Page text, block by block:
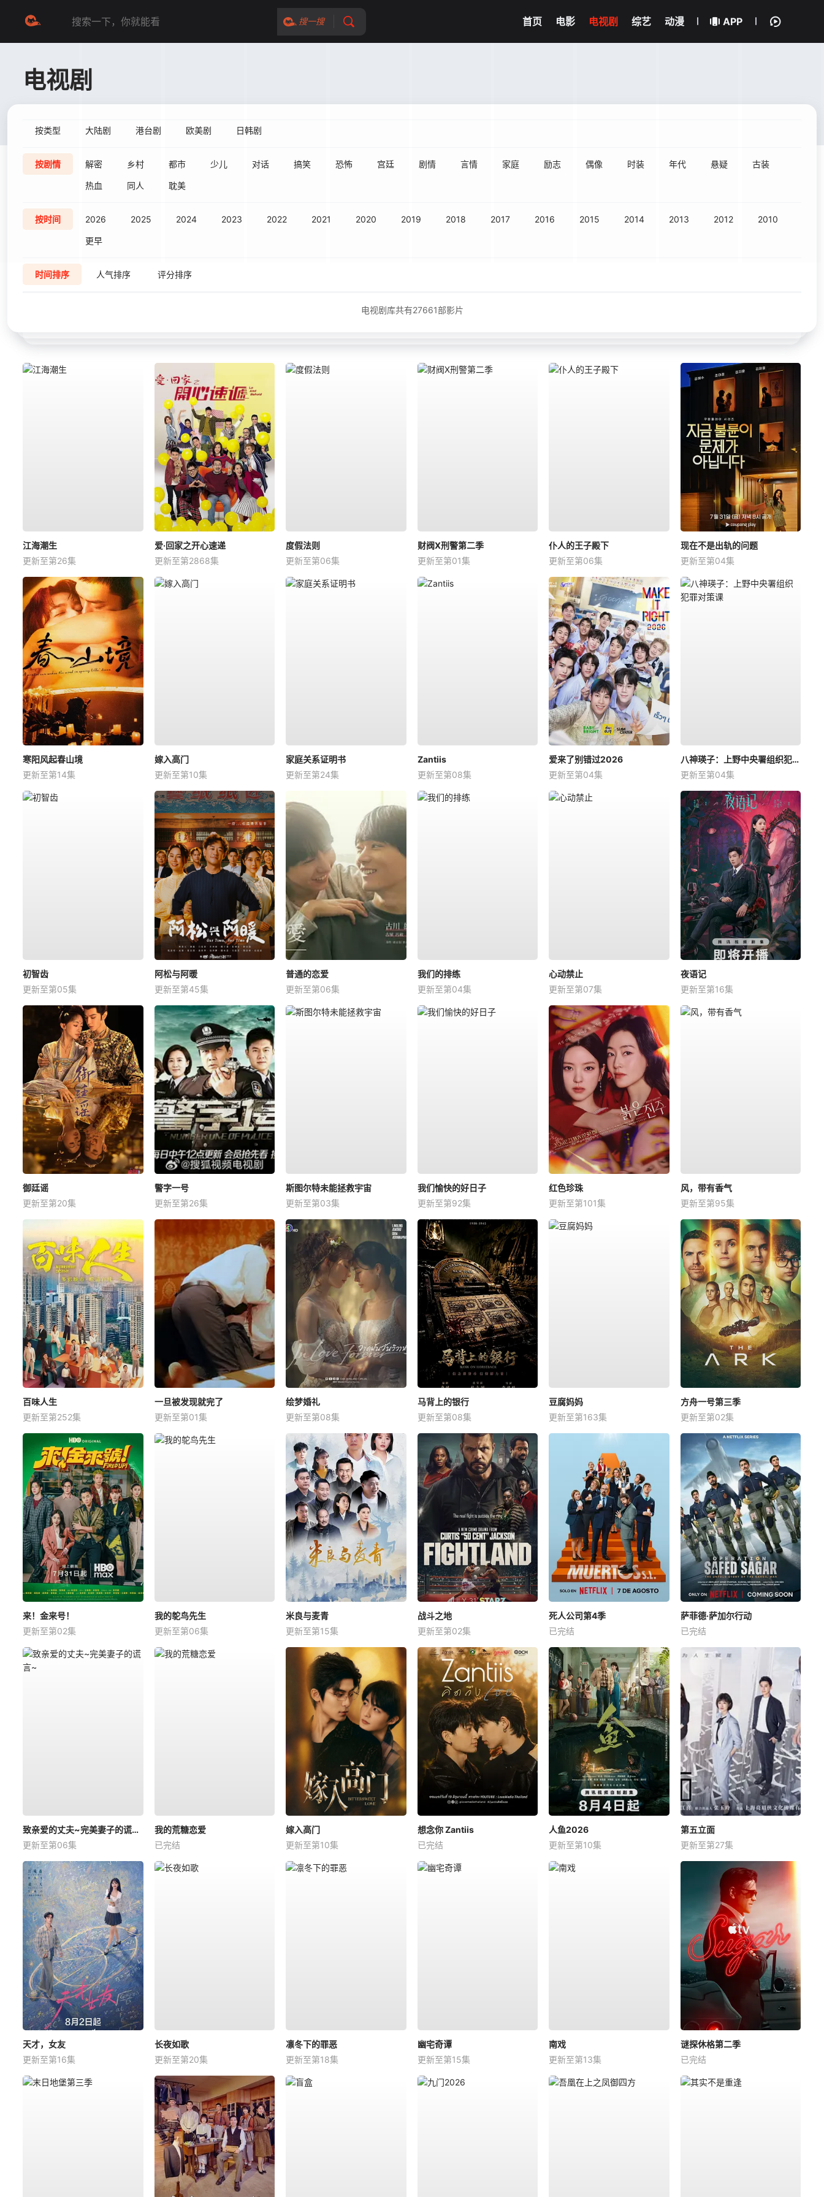
搜一搜 首页 电影 电视剧 综艺 动漫 APP
电视剧
按类型 大陆剧 港台剧 欧美剧 日韩剧
按剧情 解密 乡村 都市 少儿 对话 搞笑 恐怖 宫廷 剧情 言情 家庭 励志 偶像 时装 年代 悬疑 古装
热血 同人 耽美
按时间 2026 2025 2024 2023 2022 2021 2020 2019 2018 2017 2016 2015 2014 2013 2012 2010
更早
时间排序 人气排序 评分排序
电视剧库共有27661部影片
江海潮生
更新至第26集
爱·回家之开心速递
更新至第2868集
度假法则
更新至第06集
财阀X刑警第二季
更新至第01集
仆人的王子殿下
更新至第06集
现在不是出轨的问题
更新至第04集
寒阳风起春山境
更新至第14集
嫁入高门
更新至第10集
家庭关系证明书
更新至第24集
Zantiis
更新至第08集
爱来了别错过2026
更新至第04集
八神瑛子：上野中央署组织犯罪对策课
更新至第04集
初智齿
更新至第05集
阿松与阿暖
更新至第45集
普通的恋爱
更新至第06集
我们的排练
更新至第04集
心动禁止
更新至第07集
夜语记
更新至第16集
御廷谣
更新至第20集
警字一号
更新至第26集
斯图尔特未能拯救宇宙
更新至第03集
我们愉快的好日子
更新至第92集
红色珍珠
更新至第101集
风，带有香气
更新至第95集
百味人生
更新至第252集
一旦被发现就完了
更新至第01集
绘梦婚礼
更新至第08集
马背上的银行
更新至第08集
豆腐妈妈
更新至第163集
方舟一号第三季
更新至第02集
来！金来号！
更新至第02集
我的鸵鸟先生
更新至第06集
米良与麦青
更新至第15集
战斗之地
更新至第02集
死人公司第4季
已完结
萨菲德·萨加尔行动
已完结
致亲爱的丈夫~完美妻子的谎言~
更新至第06集
我的荒糖恋爱
已完结
嫁入高门
更新至第10集
想念你 Zantiis
已完结
人鱼2026
更新至第10集
第五立面
更新至第27集
天才，女友
更新至第16集
长夜如歌
更新至第20集
凛冬下的罪恶
更新至第18集
幽宅奇谭
更新至第15集
南戏
更新至第13集
谜探休格第二季
已完结